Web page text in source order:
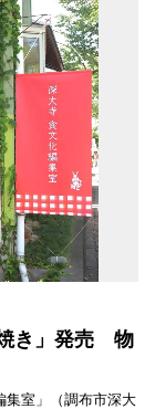
き」発売 物
集室」（調布市深大